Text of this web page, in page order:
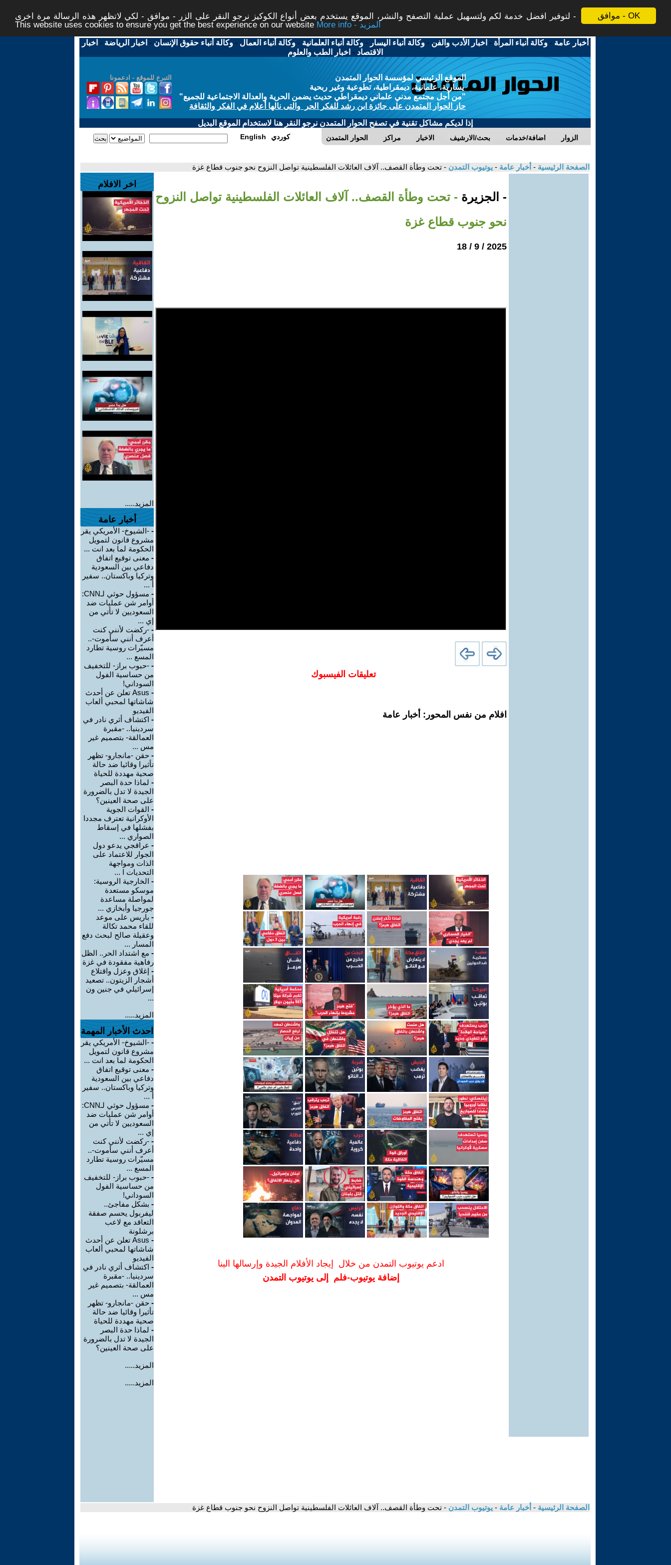
موافق - OK
لتوفير افضل خدمة لكم ولتسهيل عملية التصفح والنشر، الموقع يستخدم بعض أنواع الكوكيز نرجو النقر على الزر - موافق - لكي لاتظهر هذه الرسالة مرة اخرى -
This website uses cookies to ensure you get the best experience on our website
More info - المزيد
أخبار عامة -وكالة أنباء المرأة - اخبار الأدب والفن -وكالة أنباء اليسار -وكالة أنباء العلمانية -وكالة أنباء العمال -وكالة أنباء حقوق الإنسان - اخبار الرياضة - اخبار
الاقتصاد - اخبار الطب والعلوم
التبرع للموقع - ادعمونا
الموقع الرئيسي لمؤسسة الحوار المتمدن
يسارية، علمانية، ديمقراطية، تطوعية وغير ربحية
"من أجل مجتمع مدني علماني ديمقراطي حديث يضمن الحرية والعدالة الاجتماعية للجميع"
حاز الحوار المتمدن على جائزة ابن رشد للفكر الحر والتى نالها أعلام في الفكر والثقافة
إذا لديكم مشاكل تقنية في تصفح الحوار المتمدن نرجو النقر هنا لاستخدام الموقع البديل
الحوار المتمدن مراكز الاخبار بحث/الارشيف اضافة/خدمات الزوار English كوردي
الصفحة الرئيسية - أخبار عامة - يوتيوب التمدن - تحت وطأة القصف.. آلاف العائلات الفلسطينية تواصل النزوح نحو جنوب قطاع غزة
- الجزيرة - تحت وطأة القصف.. آلاف العائلات الفلسطينية تواصل النزوح
نحو جنوب قطاع غزة
2025 / 9 / 18
تعليقات الفيسبوك
افلام من نفس المحور: أخبار عامة
ادعم يوتيوب التمدن من خلال إيجاد الأفلام الجيدة وإرسالها الينا
إضافة يوتيوب-فلم إلى يوتيوب التمدن
اخر الافلام
المزيد.....
أخبار عامة
- -الشيوخ- الأمريكي يقر
مشروع قانون لتمويل
الحكومة لما بعد انت ...
- معنى توقيع اتفاق
دفاعي بين السعودية
وتركيا وباكستان.. سفير
أ ...
-
مسؤول حوثي لـCNN:
أوامر شن عمليات ضد
السعوديين لا تأتي من
إي ...
- -ركضت لأنني كنت
أعرف أنني سأموت-..
مسيّرات روسية تطارد
المسع ...
- -حبوب براز- للتخفيف
من حساسية الفول
السوداني!
-
Asus تعلن عن أحدث
شاشاتها لمحبي ألعاب
الفيديو
- اكتشاف أثري نادر في
سردينيا.. -مقبرة
العمالقة- بتصميم غير
مس ...
- حقن -مانجارو- تظهر
تأثيرا وقائيا ضد حالة
صحية مهددة للحياة
- لماذا حدة البصر
الجيدة لا تدل بالضرورة
على صحة العينين؟
- القوات الجوية
الأوكرانية تعترف مجددا
بفشلها في إسقاط
الصواري ...
- عراقجي يدعو دول
الجوار للاعتماد على
الذات ومواجهة
التحديات ا ...
- الخارجية الروسية:
موسكو مستعدة
لمواصلة مساعدة
جورجيا وأبخازي ...
- باريس على موعد
للقاء محمد تكالة
وعقيلة صالح لبحث دفع
المسار ...
- مع اشتداد الحر.. الظل
رفاهية مفقودة في غزة
- إغلاق وعزل واقتلاع
أشجار الزيتون.. تصعيد
إسرائيلي في جنين ون
...
المزيد.....
احدث الأخبار المهمة
- -الشيوخ- الأمريكي يقر
مشروع قانون لتمويل
الحكومة لما بعد انت ...
- معنى توقيع اتفاق
دفاعي بين السعودية
وتركيا وباكستان.. سفير
أ ...
-
مسؤول حوثي لـCNN:
أوامر شن عمليات ضد
السعوديين لا تأتي من
إي ...
- -ركضت لأنني كنت
أعرف أنني سأموت-..
مسيّرات روسية تطارد
المسع ...
- -حبوب براز- للتخفيف
من حساسية الفول
السوداني!
- بشكل مفاجئ..
ليفربول يحسم صفقة
التعاقد مع لاعب
برشلونة
-
Asus تعلن عن أحدث
شاشاتها لمحبي ألعاب
الفيديو
- اكتشاف أثري نادر في
سردينيا.. -مقبرة
العمالقة- بتصميم غير
مس ...
- حقن -مانجارو- تظهر
تأثيرا وقائيا ضد حالة
صحية مهددة للحياة
- لماذا حدة البصر
الجيدة لا تدل بالضرورة
على صحة العينين؟
المزيد.....
المزيد.....
الصفحة الرئيسية - أخبار عامة - يوتيوب التمدن - تحت وطأة القصف.. آلاف العائلات الفلسطينية تواصل النزوح نحو جنوب قطاع غزة